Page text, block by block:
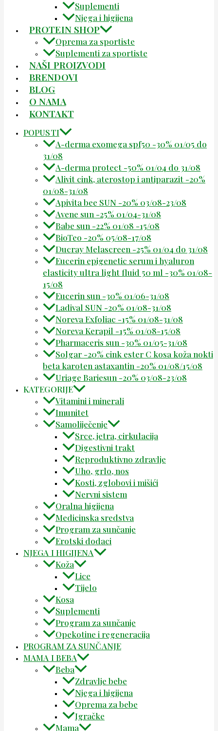
Suplementi
Njega i higijena
PROTEIN SHOP
Oprema za sportiste
Suplementi za sportiste
NAŠI PROIZVODI
BRENDOVI
BLOG
O NAMA
KONTAKT
POPUSTI
A-derma exomega spf50 -30% 01/05 do
31/08
A-derma protect -50% 01/04 do 31/08
Alivit cink, aterostop i antiparazit -20%
01/08-31/08
Apivita bee SUN -20% 03/08-23/08
Avene sun -25% 01/04-31/08
Babe sun -22% 01/08 -15/08
BioTeo -20% 05/08-17/08
Ducray Melascreen -25% 01/04 do 31/08
Eucerin epigenetic serum i hyaluron
elasticity ultra light fluid 50 ml -30% 01/08-
15/08
Eucerin sun -30% 01/06-31/08
Ladival SUN -20% 01/08-31/08
Noreva Exfoliac -15% 01/08-31/08
Noreva Kerapil -15% 01/08-15/08
Pharmaceris sun -30% 01/05-31/08
Solgar -20% cink ester C kosa koža nokti
beta karoten astaxantin -20% 01/08/15/08
Uriage Bariesun -20% 03/08-23/08
KATEGORIJE
Vitamini i minerali
Imunitet
Samoliječenje
Srce, jetra, cirkulacija
Digestivni trakt
Reproduktivno zdravlje
Uho, grlo, nos
Kosti, zglobovi i mišići
Nervni sistem
Oralna higijena
Medicinska sredstva
Program za sunčanje
Erotski dodaci
NJEGA I HIGIJENA
Koža
Lice
Tijelo
Kosa
Suplementi
Program za sunčanje
Opekotine i regeneracija
PROGRAM ZA SUNČANJE
MAMA I BEBA
Beba
Zdravlje bebe
Njega i higijena
Oprema za bebe
Igračke
Mama